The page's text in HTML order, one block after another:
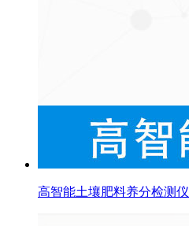
高智能土壤肥料养分检测仪